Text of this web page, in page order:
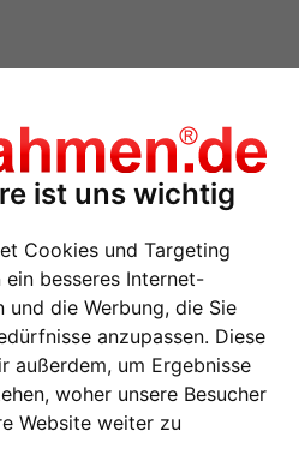
ist uns wichtig
Cookies und Targeting
ein besseres Internet-
und die Werbung, die Sie
anzupassen. Diese
außerdem, um Ergebnisse
woher unsere Besucher
Website weiter zu
Holzrahmen
Holzrahmen Saragossa